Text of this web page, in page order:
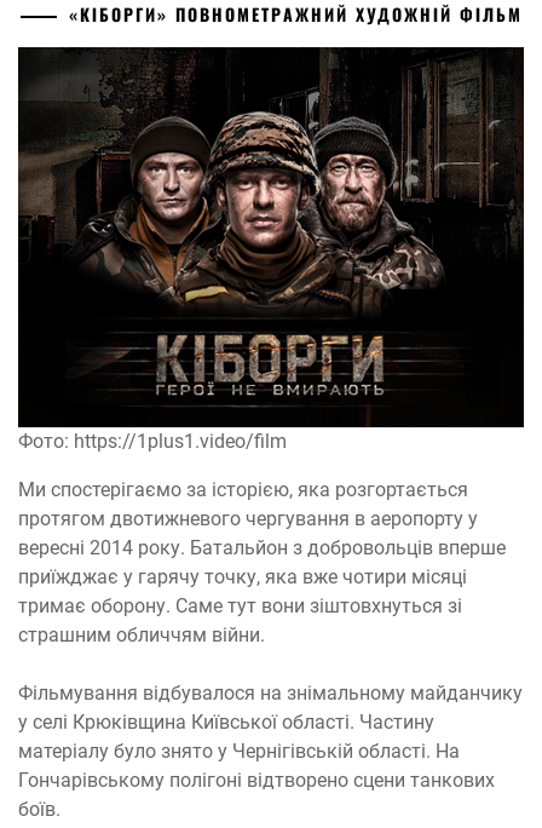
«КІБОРГИ» ПОВНОМЕТРАЖНИЙ ХУДОЖНІЙ ФІЛЬМ
Фото: https://1plus1.video/film
Ми спостерігаємо за історією, яка розгортається
протягом двотижневого чергування в аеропорту у
вересні 2014 року. Батальйон з добровольців вперше
приїжджає у гарячу точку, яка вже чотири місяці
тримає оборону. Саме тут вони зіштовхнуться зі
страшним обличчям війни.
Фільмування відбувалося на знімальному майданчику
у селі Крюківщина Київської області. Частину
матеріалу було знято у Чернігівській області. На
Гончарівському полігоні відтворено сцени танкових
боїв.